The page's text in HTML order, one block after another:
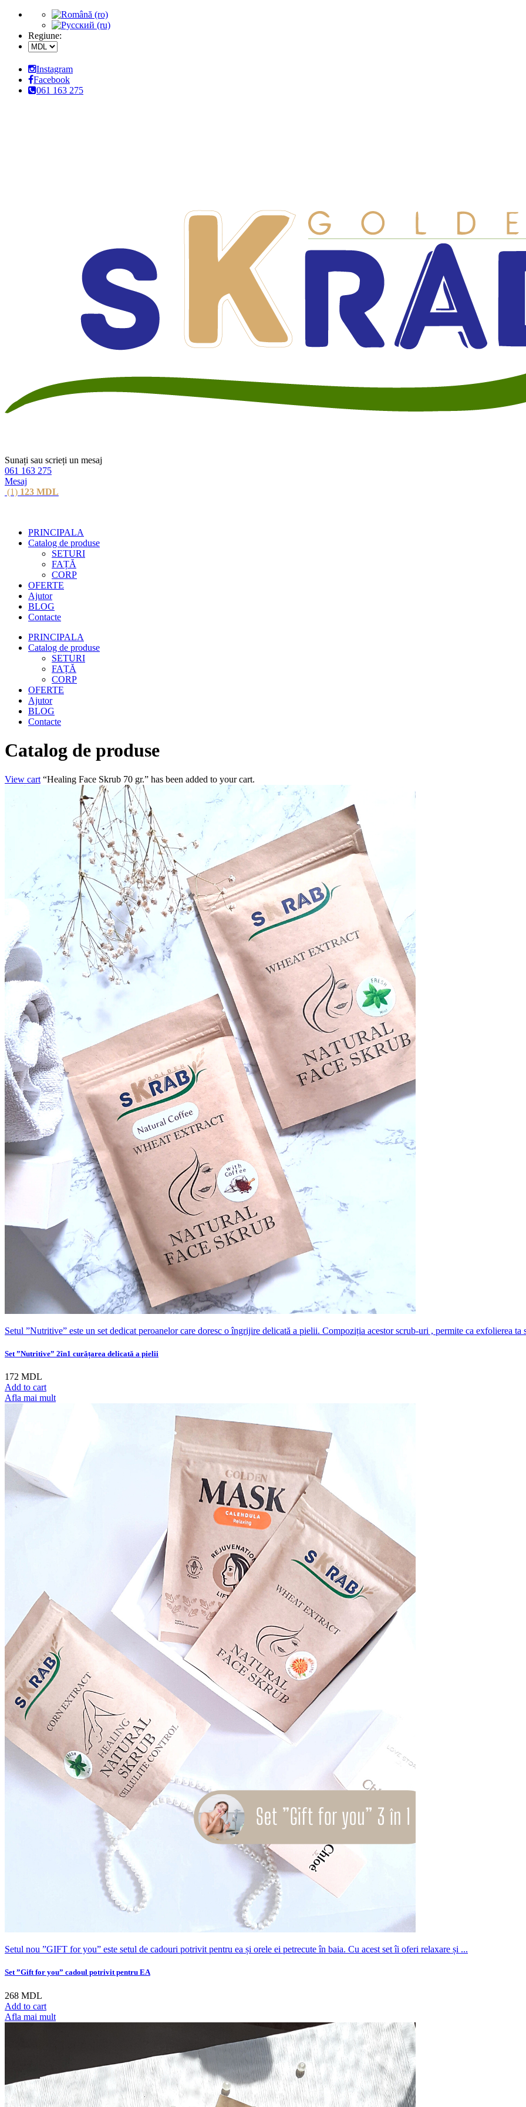
Regiune:
Instagram
Facebook
061 163 275
Sunați sau scrieți un mesaj
061 163 275
Mesaj
(1) 123 MDL
PRINCIPALA
Catalog de produse
SETURI
FAȚĂ
CORP
OFERTE
Ajutor
BLOG
Contacte
PRINCIPALA
Catalog de produse
SETURI
FAȚĂ
CORP
OFERTE
Ajutor
BLOG
Contacte
Catalog de produse
View cart “Healing Face Skrub 70 gr.” has been added to your cart.
Setul ”Nutritive” este un set dedicat peroanelor care doresc o îngrijire delicată a pielii. Compoziția acestor scrub-uri , permite ca exfolierea ta
Set ”Nutritive” 2în1 curățarea delicată a pielii
172 MDL
Add to cart
Afla mai mult
Setul nou ”GIFT for you” este setul de cadouri potrivit pentru ea și orele ei petrecute în baia. Cu acest set îi oferi relaxare și ...
Set ”Gift for you” cadoul potrivit pentru EA
268 MDL
Add to cart
Afla mai mult